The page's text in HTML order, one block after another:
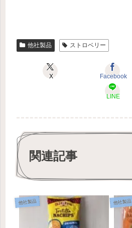
他社製品 ストロベリー
X Facebook
LINE
関連記事
他社製品 他社製品